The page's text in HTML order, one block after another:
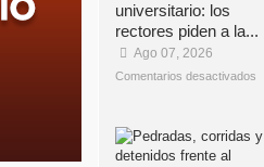
universitario: los
rectores piden a la...
Ago 07, 2026
Comentarios desactivados